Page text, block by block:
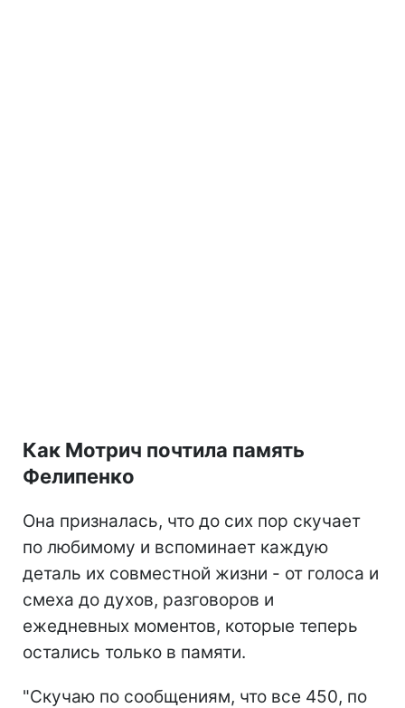
Как Мотрич почтила память
Фелипенко
Она призналась, что до сих пор скучает
по любимому и вспоминает каждую
деталь их совместной жизни - от голоса и
смеха до духов, разговоров и
ежедневных моментов, которые теперь
остались только в памяти.
"Скучаю по сообщениям, что все 450, по